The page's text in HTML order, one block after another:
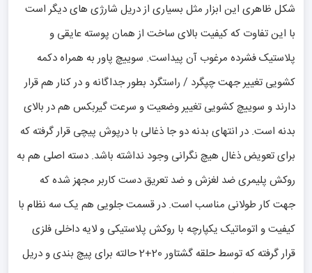
شکل ظاهری این ابزار مثل بسیاری از دریل شارژی های دیگر است
با این تفاوت که کیفیت بالای ساخت از همان پوسته عایقی و
پلاستیک فشرده مرغوب آن پیداست. سوییچ پاور به همراه دکمه
کشویی تغییر جهت چپگرد / راستگرد بطور جداگانه و در کنار هم قرار
دارند و سوییچ کشویی تغییر وضعیت و سرعت گیربکس هم در بالای
بدنه است. در انتهای بدنه دو جا ذغالی با درپوش پیچی قرار گرفته که
برای تعویض ذغال هیچ نگرانی وجود نداشته باشد. دسته اصلی هم به
روکش پلیمری ضد لغزش و ضد تعریق دست کاربر مجهز شده که
جهت کار طولانی مناسب است. در قسمت جلویی هم یک سه نظام با
کیفیت و اتوماتیک یکپارچه با روکش پلاستیکی و لایه داخلی فلزی
قرار گرفته که توسط حلقه گشتاور 20+2 حالته برای پیچ بندی و دریل